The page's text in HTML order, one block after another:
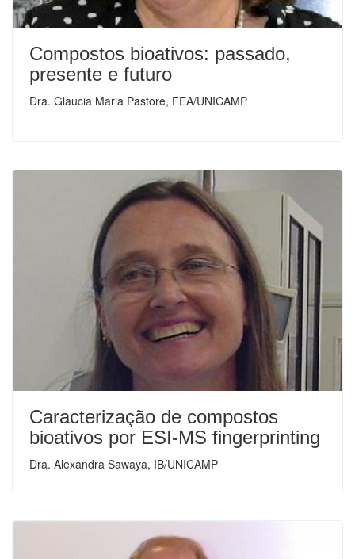
Compostos bioativos: passado,
presente e futuro
Dra. Glaucia Maria Pastore, FEA/UNICAMP
Caracterização de compostos
bioativos por ESI-MS fingerprinting
Dra. Alexandra Sawaya, IB/UNICAMP